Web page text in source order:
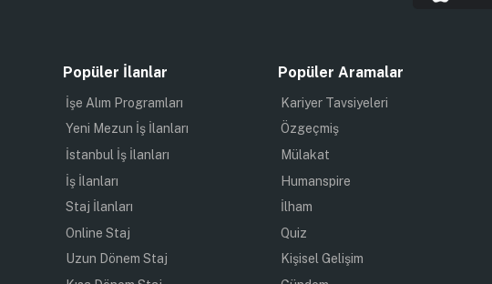
Popüler İlanlar
İşe Alım Programları
Yeni Mezun İş İlanları
İstanbul İş İlanları
İş İlanları
Staj İlanları
Online Staj
Uzun Dönem Staj
Popüler Aramalar
Kariyer Tavsiyeleri
Özgeçmiş
Mülakat
Humanspire
İlham
Quiz
Kişisel Gelişim